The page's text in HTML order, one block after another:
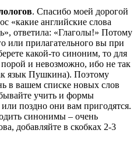
. Спасибо моей дорогой
«какие английские слова
ответила: «Глаголы!» Потому
или прилагательного вы при
какой-то синоним, то для
порой и невозможно, ибо не так
язык Пушкина). Поэтому
в вашем списке новых слов
учить и формы
поздно они вам пригодятся.
синонимы – очень
добавляйте в скобках 2-3